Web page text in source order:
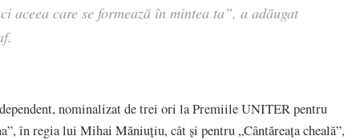
aceea care se formează în mintea ta”, a adăugat
nominalizat de trei ori la Premiile UNITER pentru
în regia lui Mihai Măniuțiu, cât și pentru „Cântăreața cheală”,